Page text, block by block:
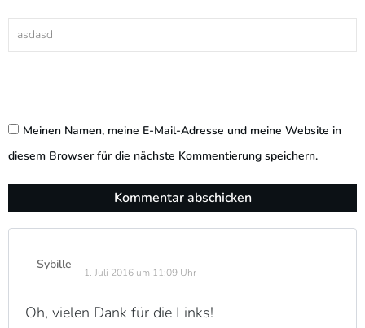
Meinen Namen, meine E-Mail-Adresse und meine Website in
diesem Browser für die nächste Kommentierung speichern.
Kommentar abschicken
Sybille
1. Juli 2016 um 11:09 Uhr
Oh, vielen Dank für die Links!